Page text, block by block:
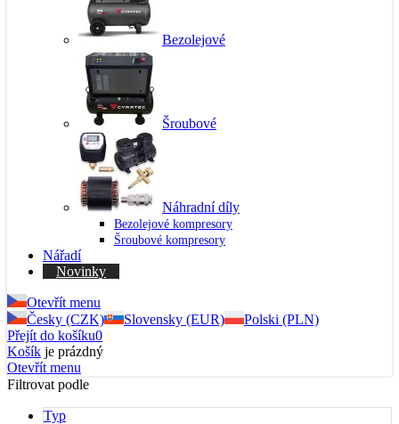
Bezolejové
Šroubové
Náhradní díly
Bezolejové kompresory
Šroubové kompresory
Nářadí
Novinky
Otevřít menu
Česky (CZK)
Slovensky (EUR)
Polski (PLN)
Přejít do košíku0
Košík je prázdný
Otevřít menu
Filtrovat podle
Typ